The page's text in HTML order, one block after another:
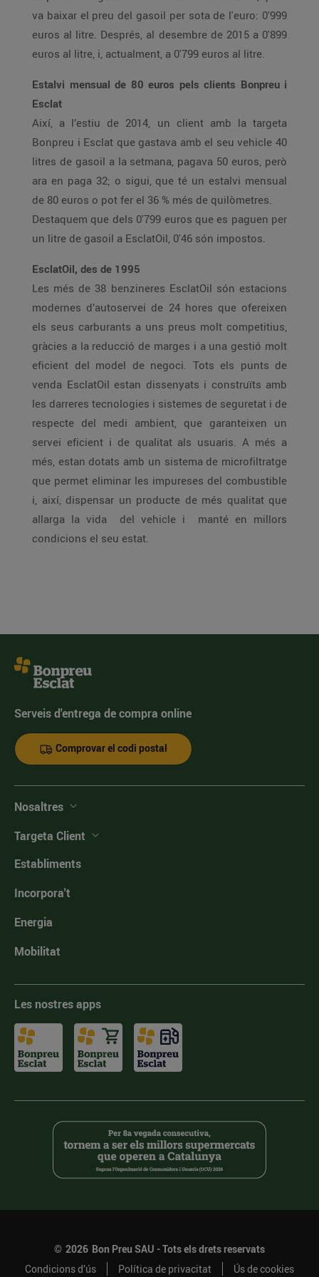
va baixar el preu del gasoil per sota de l'euro: 0'999
euros al litre. Després, al desembre de 2015 a 0'899
euros al litre, i, actualment, a 0'799 euros al litre.
Estalvi mensual de 80 euros pels clients Bonpreu i
Esclat
Així, a l’estiu de 2014, un client amb la targeta
Bonpreu i Esclat que gastava amb el seu vehicle 40
litres de gasoil a la setmana, pagava 50 euros, però
ara en paga 32; o sigui, que té un estalvi mensual
de 80 euros o pot fer el 36 % més de quilòmetres.
Destaquem que dels 0'799 euros que es paguen per
un litre de gasoil a EsclatOil, 0'46 són impostos.
EsclatOil, des de 1995
Les més de 38 benzineres EsclatOil són estacions
modernes d’autoservei de 24 hores que ofereixen
els seus carburants a uns preus molt competitius,
gràcies a la reducció de marges i a una gestió molt
eficient del model de negoci. Tots els punts de
venda EsclatOil estan dissenyats i construïts amb
les darreres tecnologies i sistemes de seguretat i de
respecte del medi ambient, que garanteixen un
servei eficient i de qualitat als usuaris. A més a
més, estan dotats amb un sistema de microfiltratge
que permet eliminar les impureses del combustible
i, així, dispensar un producte de més qualitat que
allarga la vida del vehicle i manté en millors
condicions el seu estat.
Serveis d'entrega de compra online
Comprovar el codi postal
Nosaltres
Targeta Client
Establiments
Incorpora't
Energia
Mobilitat
Les nostres apps
© 2026 Bon Preu SAU - Tots els drets reservats
Condicions d’ús
Política de privacitat Ús de cookies